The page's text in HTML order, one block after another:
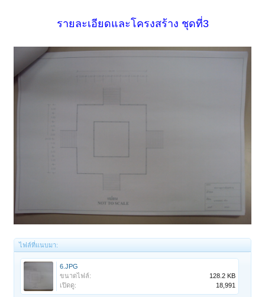
รายละเอียดและโครงสร้าง ชุดที่3
ไฟล์ที่แนบมา:
6.JPG
ขนาดไฟล์:
128.2 KB
เปิดดู:
18,991